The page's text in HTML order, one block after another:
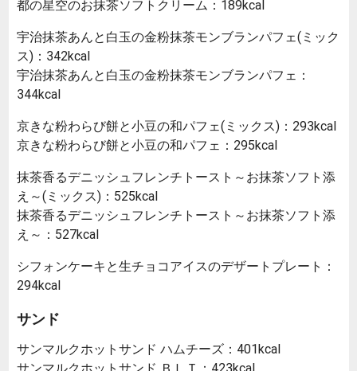
都の星空のお抹茶ソフトクリーム：189kcal
宇治抹茶あんと白玉の金粉抹茶モンブランパフェ(ミック
ス)：342kcal
宇治抹茶あんと白玉の金粉抹茶モンブランパフェ：
344kcal
京きな粉わらび餅と小豆の和パフェ(ミックス)：293kcal
京きな粉わらび餅と小豆の和パフェ：295kcal
抹茶香るデニッシュフレンチトースト～お抹茶ソフト添
え～(ミックス)：525kcal
抹茶香るデニッシュフレンチトースト～お抹茶ソフト添
え～：527kcal
シフォンケーキと生チョコアイスのデザートプレート：
294kcal
サンド
サンマルクホットサンド ハムチーズ：401kcal
サンマルクホットサンド ＢＬＴ：423kcal